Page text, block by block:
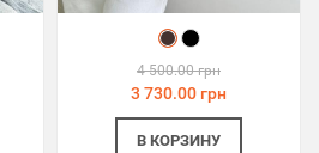
4 500.00 грн
3 730.00 грн
В КОРЗИНУ